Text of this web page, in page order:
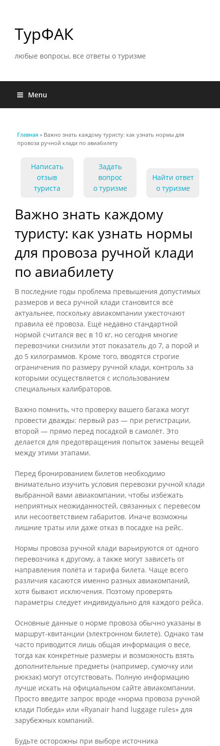
ТурФАК
любые вопросы, все ответы о туризме
Menu
Вы здесь
Главная » Важно знать каждому туристу: как узнать нормы для
провоза ручной клади по авиабилету
Написать
отзыв
туриста
Задать
вопрос
о туризме
Найти ответ
о туризме
Важно знать каждому
туристу: как узнать нормы
для провоза ручной клади
по авиабилету
В последние годы проблема превышения допустимых
размеров и веса ручной клади становится всё
актуальнее, поскольку авиакомпании ужесточают
правила её провоза. Ещё недавно стандартной
нормой считался вес в 10 кг, но сегодня многие
перевозчики снизили этот показатель до 7, а порой и
до 5 килограммов. Кроме того, вводятся строгие
ограничения по размеру ручной клади, контроль за
которыми осуществляется с использованием
специальных калибраторов.
Важно помнить, что проверку вашего багажа могут
провести дважды: первый раз — при регистрации,
второй — прямо перед посадкой в самолёт. Это
делается для предотвращения попыток замены вещей
между этими этапами.
Перед бронированием билетов необходимо
внимательно изучить условия перевозки ручной клади
выбранной вами авиакомпании, чтобы избежать
неприятных неожиданностей, связанных с перевесом
или несоответствием габаритов. Иначе возможны
лишние траты или даже отказ в посадке на рейс.
Нормы провоза ручной клади варьируются от одного
перевозчика к другому, а также могут зависеть от
направления полёта и тарифа билета. Чаще всего
различия касаются именно разных авиакомпаний,
хотя бывают исключения. Поэтому проверять
параметры следует индивидуально для каждого рейса.
Основные данные о норме провоза обычно указаны в
маршрут-квитанции (электронном билете). Однако там
часто приводится лишь общая информация о весе,
тогда как конкретные размеры и возможность взять
дополнительные предметы (например, сумочку или
рюкзак) могут отсутствовать. Полную информацию
лучше искать на официальном сайте авиакомпании.
Просто введите запрос вроде «норма провоза ручной
клади Победа» или «Ryanair hand luggage rules» для
зарубежных компаний.
Будьте осторожны при выборе источника